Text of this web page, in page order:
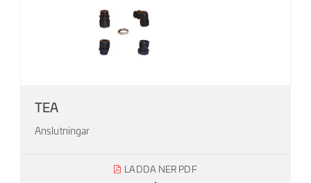
TEA
Anslutningar
LADDA NER PDF